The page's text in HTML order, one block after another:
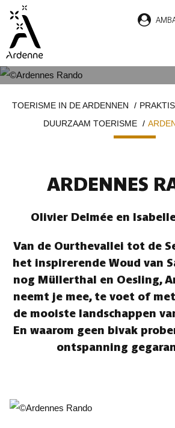
Overslaan
naar
inhoud
TOERISME IN DE ARDENNEN
DUURZAAM TOERISME
ARDENNES
Olivier Delmée en
Van de Ourthevallei tot de
het inspirerende Woud van
nog Müllerthal en Oesling,
neemt je mee, te voet of
de mooiste landschappen
En waarom geen bivak
ontspanning